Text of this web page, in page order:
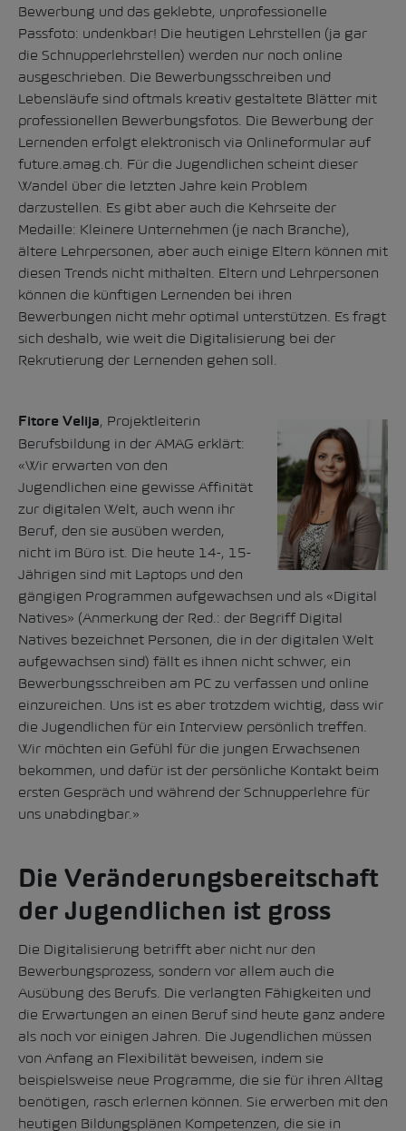
Bewerbung und das geklebte, unprofessionelle
Passfoto: undenkbar! Die heutigen Lehrstellen (ja gar
die Schnupperlehrstellen) werden nur noch online
ausgeschrieben. Die Bewerbungsschreiben und
Lebensläufe sind oftmals kreativ gestaltete Blätter mit
professionellen Bewerbungsfotos. Die Bewerbung der
Lernenden erfolgt elektronisch via Onlineformular auf
future.amag.ch. Für die Jugendlichen scheint dieser
Wandel über die letzten Jahre kein Problem
darzustellen. Es gibt aber auch die Kehrseite der
Medaille: Kleinere Unternehmen (je nach Branche),
ältere Lehrpersonen, aber auch einige Eltern können mit
diesen Trends nicht mithalten. Eltern und Lehrpersonen
können die künftigen Lernenden bei ihren
Bewerbungen nicht mehr optimal unterstützen. Es fragt
sich deshalb, wie weit die Digitalisierung bei der
Rekrutierung der Lernenden gehen soll.
Fitore Velija, Projektleiterin
Berufsbildung in der AMAG erklärt:
«Wir erwarten von den
Jugendlichen eine gewisse Affinität
zur digitalen Welt, auch wenn ihr
Beruf, den sie ausüben werden,
nicht im Büro ist. Die heute 14-, 15-
Jährigen sind mit Laptops und den
gängigen Programmen aufgewachsen und als «Digital
Natives» (Anmerkung der Red.: der Begriff Digital
Natives bezeichnet Personen, die in der digitalen Welt
aufgewachsen sind) fällt es ihnen nicht schwer, ein
Bewerbungsschreiben am PC zu verfassen und online
einzureichen. Uns ist es aber trotzdem wichtig, dass wir
die Jugendlichen für ein Interview persönlich treffen.
Wir möchten ein Gefühl für die jungen Erwachsenen
bekommen, und dafür ist der persönliche Kontakt beim
ersten Gespräch und während der Schnupperlehre für
uns unabdingbar.»
Die Veränderungsbereitschaft
der Jugendlichen ist gross
Die Digitalisierung betrifft aber nicht nur den
Bewerbungsprozess, sondern vor allem auch die
Ausübung des Berufs. Die verlangten Fähigkeiten und
die Erwartungen an einen Beruf sind heute ganz andere
als noch vor einigen Jahren. Die Jugendlichen müssen
von Anfang an Flexibilität beweisen, indem sie
beispielsweise neue Programme, die sie für ihren Alltag
benötigen, rasch erlernen können. Sie erwerben mit den
heutigen Bildungsplänen Kompetenzen, die sie in